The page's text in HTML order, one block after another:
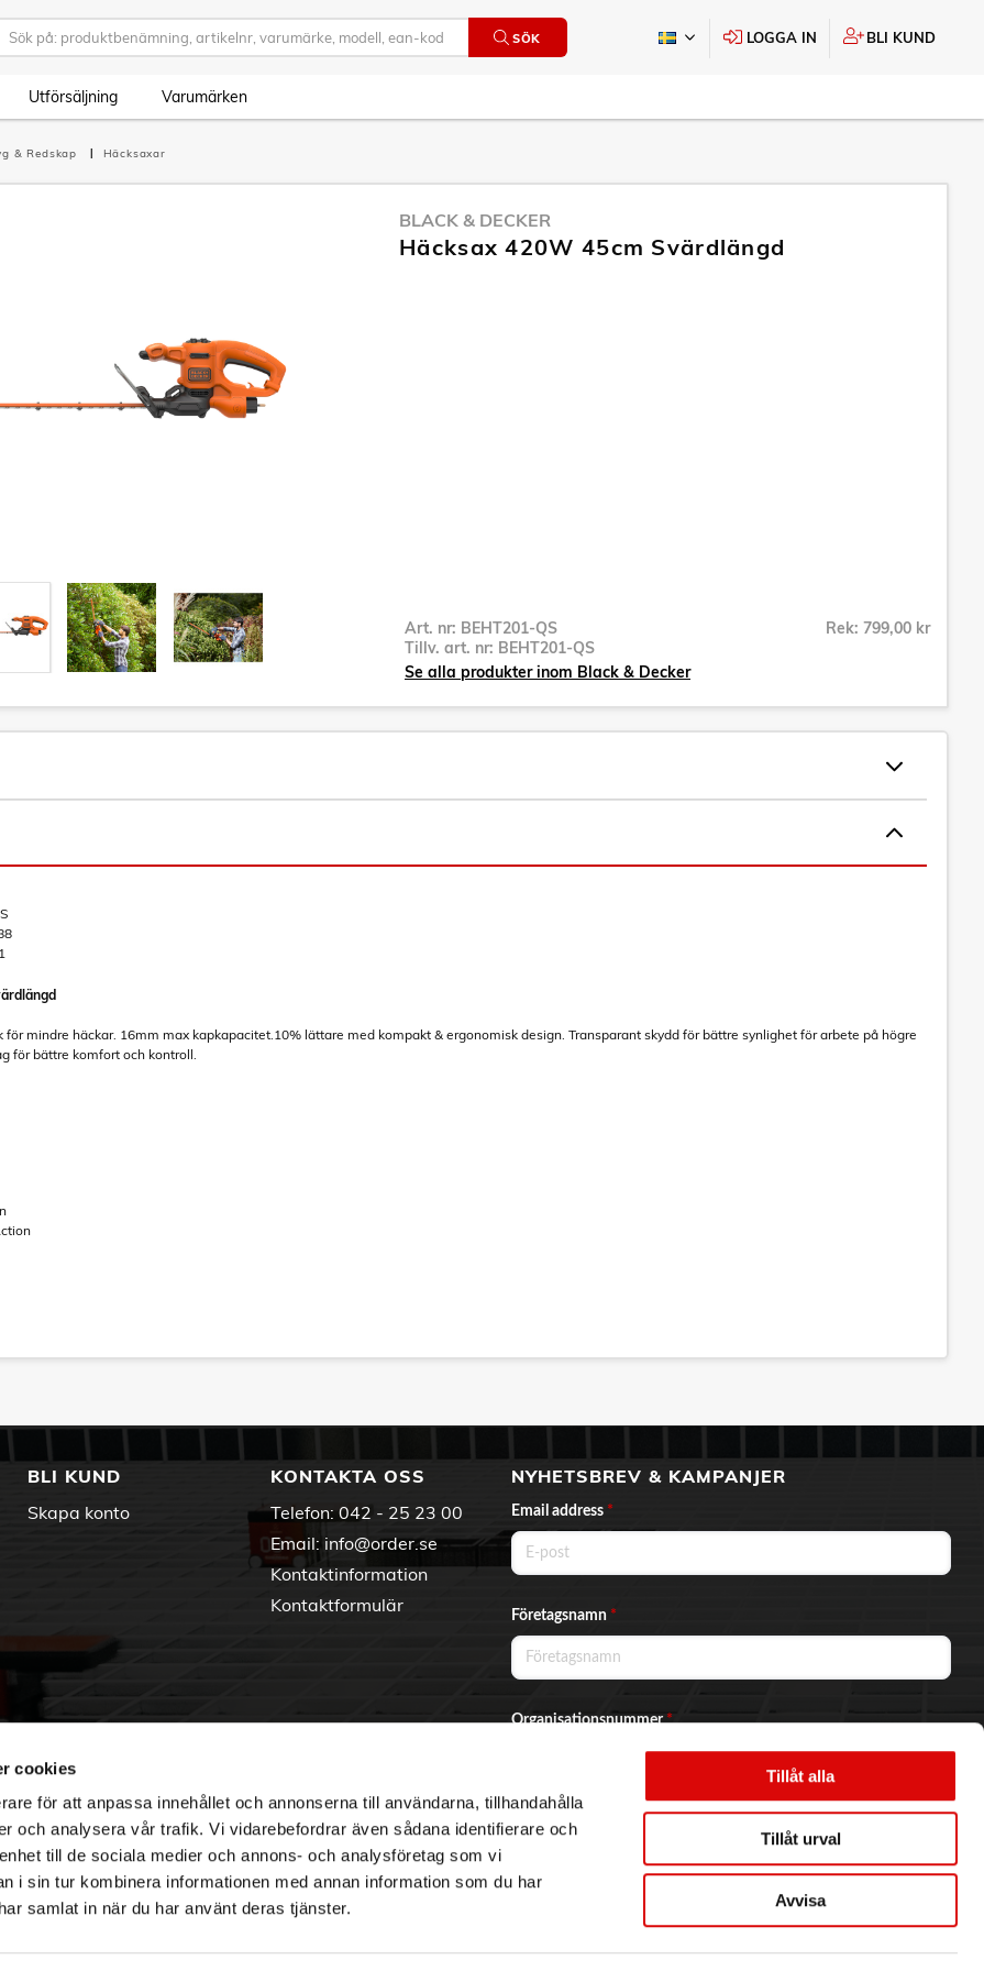
cookies
för att anpassa innehållet och annonserna till användarna, tillhandahålla
och analysera vår trafik. Vi vidarebefordrar även sådana identifierare och
till de sociala medier och annons- och analysföretag som vi
i sin tur kombinera informationen med annan information som du har
samlat in när du har använt deras tjänster.
Tillåt alla
Tillåt urval
Avvisa
SÖK LOGGA IN BLI KUND
Utförsäljning Varumärken
& Redskap Häcksaxar
BLACK & DECKER
Häcksax 420W 45cm Svärdlängd
Art. nr: BEHT201-QS
Tillv. art. nr: BEHT201-QS
Rek: 799,00 kr
Se alla produkter inom Black & Decker
1
för mindre häckar. 16mm max kapkapacitet.10% lättare med kompakt & ergonomisk design. Transparant skydd för bättre synlighet för arbete på högre
för bättre komfort och kontroll.
BLI KUND
Skapa konto
KONTAKTA OSS
Telefon: 042 - 25 23 00
Email: info@order.se
Kontaktinformation
Kontaktformulär
NYHETSBREV & KAMPANJER
Email address *
Företagsnamn *
Organisationsnummer*
Ja, jag vill prenumerera på nyhetsbrevet.